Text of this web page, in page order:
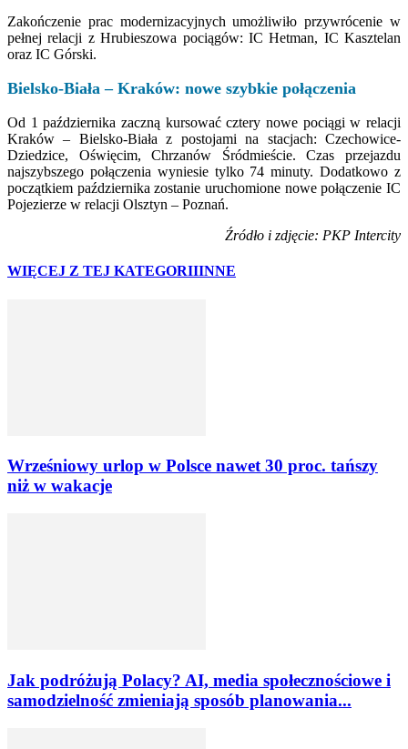
Zakończenie prac modernizacyjnych umożliwiło przywrócenie w
pełnej relacji z Hrubieszowa pociągów: IC Hetman, IC Kasztelan
oraz IC Górski.
Bielsko-Biała – Kraków: nowe szybkie połączenia
Od 1 października zaczną kursować cztery nowe pociągi w relacji
Kraków – Bielsko-Biała z postojami na stacjach: Czechowice-
Dziedzice, Oświęcim, Chrzanów Śródmieście. Czas przejazdu
najszybszego połączenia wyniesie tylko 74 minuty. Dodatkowo z
początkiem października zostanie uruchomione nowe połączenie IC
Pojezierze w relacji Olsztyn – Poznań.
Źródło i zdjęcie: PKP Intercity
WIĘCEJ Z TEJ KATEGORIIINNE
Wrześniowy urlop w Polsce nawet 30 proc. tańszy
niż w wakacje
Jak podróżują Polacy? AI, media społecznościowe i
samodzielność zmieniają sposób planowania...